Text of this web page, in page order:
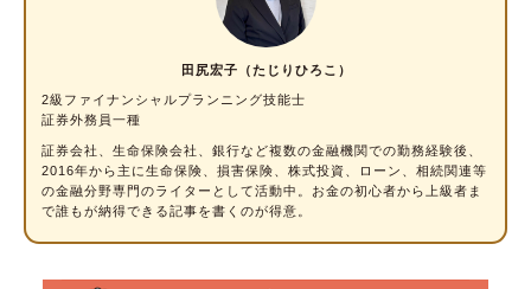
田尻宏子（たじりひろこ）
2級ファイナンシャルプランニング技能士
証券外務員一種
証券会社、生命保険会社、銀行など複数の金融機関での勤務経験後、
2016年から主に生命保険、損害保険、株式投資、ローン、相続関連等
の金融分野専門のライターとして活動中。お金の初心者から上級者ま
で誰もが納得できる記事を書くのが得意。